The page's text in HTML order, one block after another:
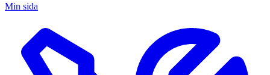
Min sida